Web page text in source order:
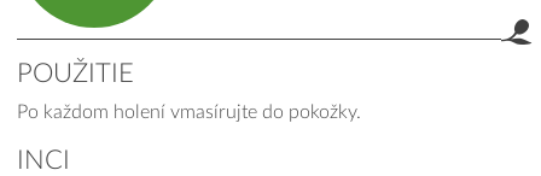
POUŽITIE
Po každom holení vmasírujte do pokožky.
INCI